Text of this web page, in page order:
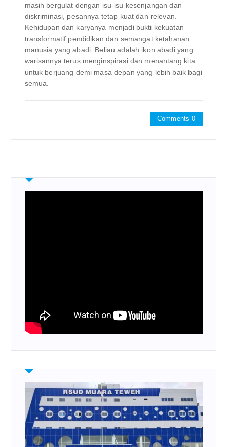
masih bergulat dengan isu-isu kesenjangan dan
diskriminasi, pesannya tetap kuat dan relevan.
Kehidupan dan karyanya menjadi bukti kekuatan
transformatif pendidikan dan semangat ketahanan
manusia yang abadi. Beliau adalah ikon abadi yang
warisannya terus menginspirasi dan menantang kita
untuk berjuang demi masa depan yang lebih baik bagi
semua.
Comments 0